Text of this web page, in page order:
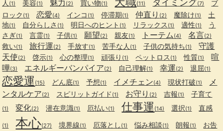
人 (1) 美容(1) 魅力 (2) 買い物(1) (11) (7)
ブ
ロック (1) 恋愛(4) インコ (1) 停滞期(1) 仲直り (2) 魔除け(1)
土
地(1) 自分らしさ (1) 明日へのヒント (1) リラックス (1) 適性(1)
う
さぎ(1) 言霊(1) 子供(1) 願望(2) 親友(1) トーテム (4) 名言(2)
救い(1) 旅行運(2) 手放す(1) 苦手な人 (1) 子供の気持ち(1)
守護
天使(2) 啓示(1) 心の整理(1) 頑張り (1) ペットロス (1) 性質(1)
喧
嘩(3) エネルギーバンパイア(2) 自己理解(1) 幸運(2) 退屈(1)
恋愛運 (15) どん底(1) 予想(1) イメチェン(4) 現状打破(1)
メ
ンタルケア(2) スピリットガイド (1) お守り (2) 吉報(1) 子育て
(1) 変化(2) 潜在意識(1) 厄払い(1) 仕事運 (14) 選択(1) 直感
(1) 本心(27) 境界線(1) 厄落とし (1) 悩み相談(1) 朗報(1)
お告